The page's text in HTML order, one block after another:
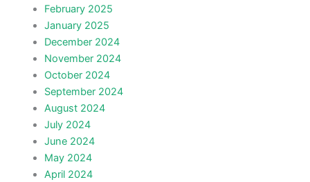
February 2025
January 2025
December 2024
November 2024
October 2024
September 2024
August 2024
July 2024
June 2024
May 2024
April 2024